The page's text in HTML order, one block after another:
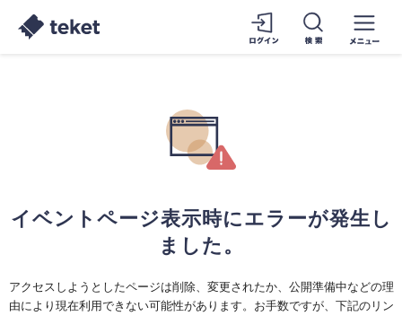
イベントページ表示時にエラーが発生し
ました。
アクセスしようとしたページは削除、変更されたか、公開準備中などの理
由により現在利用できない可能性があります。お手数ですが、下記のリン